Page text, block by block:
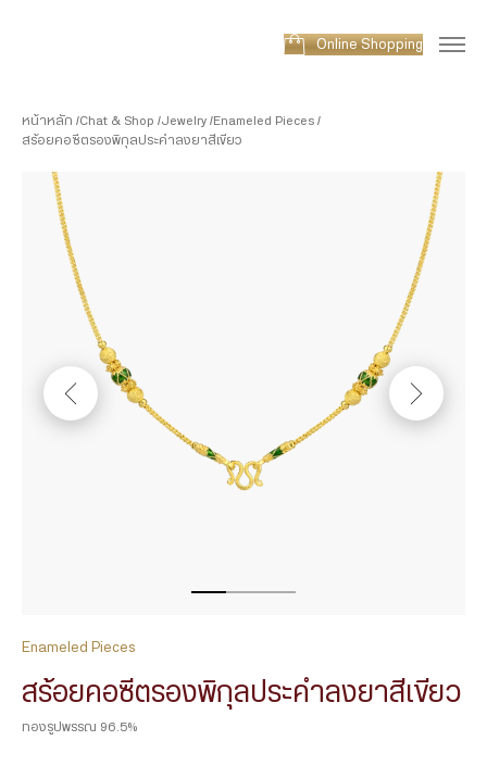
Online Shopping
หน้าหลัก Chat & Shop Jewelry Enameled Pieces
สร้อยคอซีตรองพิกุลประคำลงยาสีเขียว
Enameled Pieces
สร้อยคอซีตรองพิกุลประคำลงยาสีเขียว
ทองรูปพรรณ 96.5%